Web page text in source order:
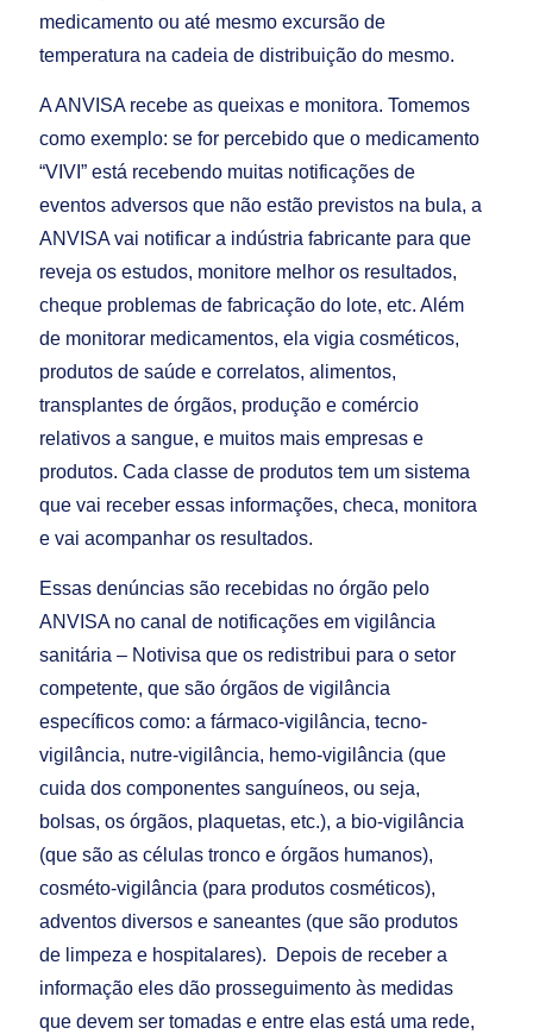
medicamento ou até mesmo excursão de
temperatura na cadeia de distribuição do mesmo.
A ANVISA recebe as queixas e monitora. Tomemos
como exemplo: se for percebido que o medicamento
“VIVI” está recebendo muitas notificações de
eventos adversos que não estão previstos na bula, a
ANVISA vai notificar a indústria fabricante para que
reveja os estudos, monitore melhor os resultados,
cheque problemas de fabricação do lote, etc. Além
de monitorar medicamentos, ela vigia cosméticos,
produtos de saúde e correlatos, alimentos,
transplantes de órgãos, produção e comércio
relativos a sangue, e muitos mais empresas e
produtos. Cada classe de produtos tem um sistema
que vai receber essas informações, checa, monitora
e vai acompanhar os resultados.
Essas denúncias são recebidas no órgão pelo
ANVISA no canal de notificações em vigilância
sanitária – Notivisa que os redistribui para o setor
competente, que são órgãos de vigilância
específicos como: a fármaco-vigilância, tecno-
vigilância, nutre-vigilância, hemo-vigilância (que
cuida dos componentes sanguíneos, ou seja,
bolsas, os órgãos, plaquetas, etc.), a bio-vigilância
(que são as células tronco e órgãos humanos),
cosméto-vigilância (para produtos cosméticos),
adventos diversos e saneantes (que são produtos
de limpeza e hospitalares). Depois de receber a
informação eles dão prosseguimento às medidas
que devem ser tomadas e entre elas está uma rede,